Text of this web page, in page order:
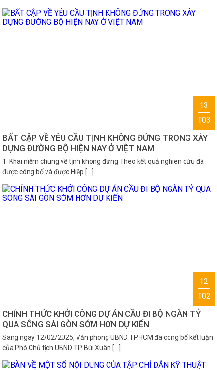
13
T03
BẤT CẬP VỀ YÊU CẦU TỊNH KHÔNG ĐỨNG TRONG XÂY
DỰNG ĐƯỜNG BỘ HIỆN NAY Ở VIỆT NAM
1. Khái niệm chung về tịnh không đứng Theo kết quả nghiên cứu đã
được công bố và được Hiệp […]
12
T02
CHÍNH THỨC KHỞI CÔNG DỰ ÁN CẦU ĐI BỘ NGÀN TỶ
QUA SÔNG SÀI GÒN SỚM HƠN DỰ KIẾN
Sáng ngày 12/02/2025, Văn phòng UBND TP.HCM đã công bố kết luận
của Phó Chủ tịch UBND TP Bùi Xuân […]